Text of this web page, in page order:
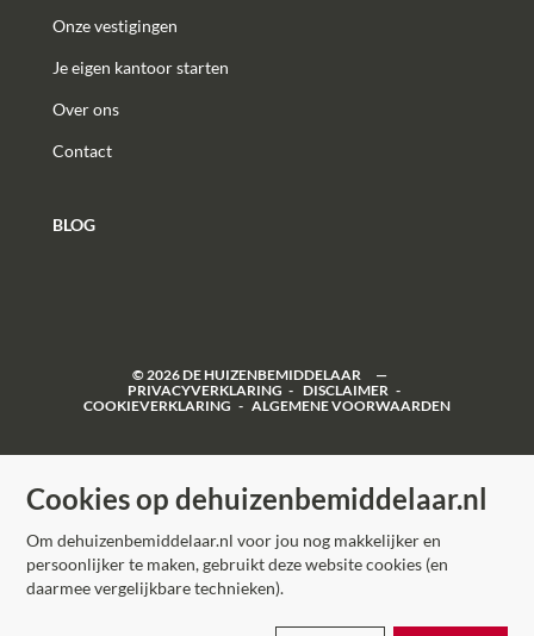
Onze vestigingen
Je eigen kantoor starten
Over ons
Contact
BLOG
© 2026DE HUIZENBEMIDDELAAR
PRIVACYVERKLARING
DISCLAIMER
COOKIEVERKLARING
ALGEMENE VOORWAARDEN
Cookies op dehuizenbemiddelaar.nl
Om dehuizenbemiddelaar.nl voor jou nog makkelijker en
persoonlijker te maken, gebruikt deze website cookies (en
daarmee vergelijkbare technieken).